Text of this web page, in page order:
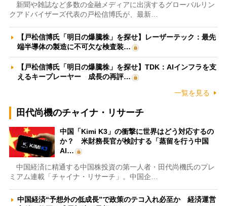
新聞や雑誌など多数の金融メディアに出演するグローバルリン
クアドバイザーズ代表の戸松信博氏が、最新…
【戸松信博氏「明日の爆騰株」を探せ】レーザーテック：最先
端半導体の製造に不可欠な検査装…
【戸松信博氏「明日の爆騰株」を探せ】TDK：AIインフラを支
えるキープレーヤー 成長の再評…
一覧を見る
田代尚機のチャイナ・リサーチ
中国「Kimi K3」の衝撃に世界はどう対応するの
か？ 米財務長官が検討する「蒸留を行う中国
AI…
中国経済に精通する中国株投資の第一人者・田代尚機氏のプレ
ミアム連載「チャイナ・リサーチ」。中国企…
中国経済“予想外の低成長”で政策のテコ入れ必至か 経済運営